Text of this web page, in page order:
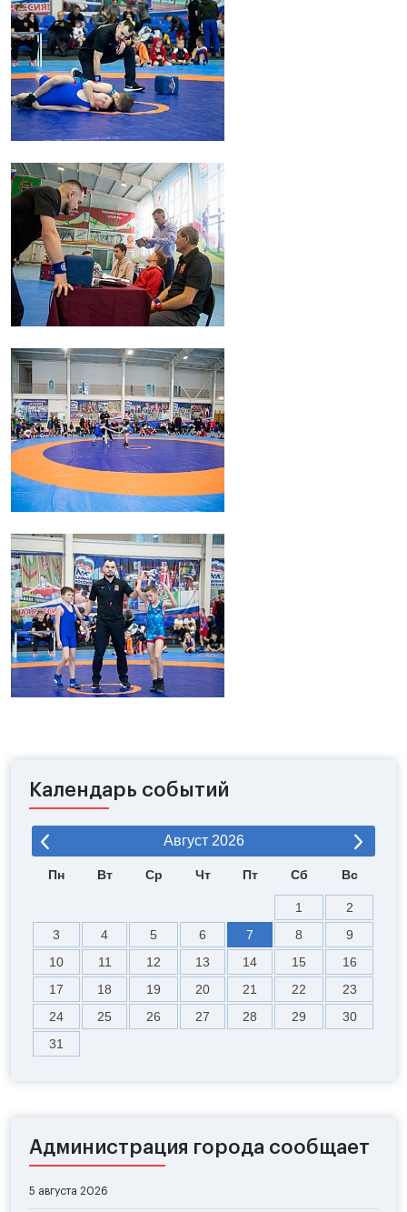
Календарь событий
Август 2026
Пн Вт Ср Чт Пт Сб Вс
1
2
3
4 5 6 7 8
9
10
11 12 13 14 15
16
17
18 19 20 21 22
23
24
25 26 27 28 29
30
31
Администрация города сообщает
5 августа 2026